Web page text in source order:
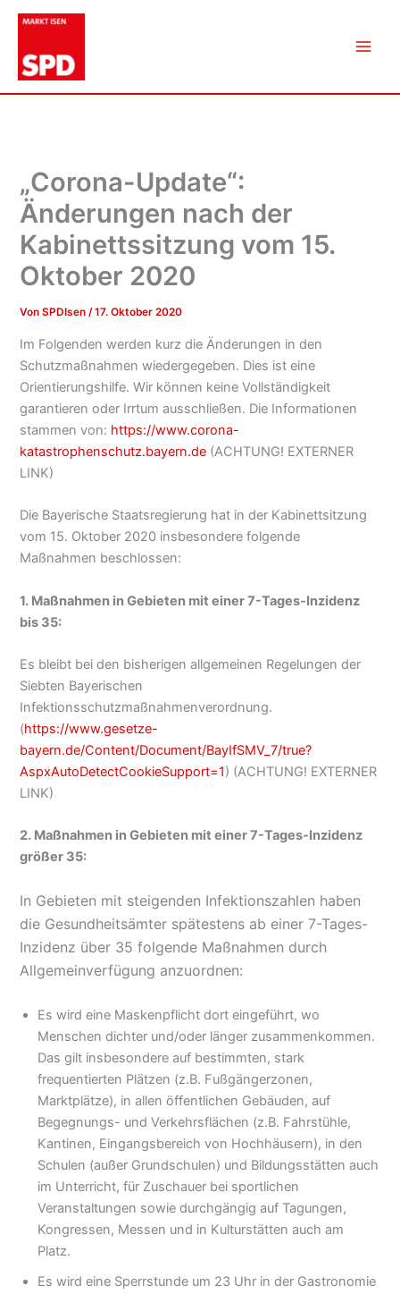
Zum
springen
„Corona-Update“:
Änderungen nach der
Kabinettssitzung vom 15.
Oktober 2020
VonSPDIsen/17. Oktober 2020
Im Folgenden werden kurz die Änderungen in den
Schutzmaßnahmen wiedergegeben. Dies ist eine
Orientierungshilfe. Wir können keine Vollständigkeit
garantieren oder Irrtum ausschließen. Die Informationen
stammen von: https://www.corona-
katastrophenschutz.bayern.de (ACHTUNG! EXTERNER
LINK)
Die Bayerische Staatsregierung hat in der Kabinettsitzung
vom 15. Oktober 2020 insbesondere folgende
Maßnahmen beschlossen:
1. Maßnahmen in Gebieten mit einer 7-Tages-Inzidenz
bis 35:
Es bleibt bei den bisherigen allgemeinen Regelungen der
Siebten Bayerischen
Infektionsschutzmaßnahmenverordnung.
(https://www.gesetze-
bayern.de/Content/Document/BayIfSMV_7/true?
AspxAutoDetectCookieSupport=1) (ACHTUNG! EXTERNER
LINK)
2. Maßnahmen in Gebieten mit einer 7-Tages-Inzidenz
größer 35:
In Gebieten mit steigenden Infektionszahlen haben
die Gesundheitsämter spätestens ab einer 7-Tages-
Inzidenz über 35 folgende Maßnahmen durch
Allgemeinverfügung anzuordnen:
Es wird eine Maskenpflicht dort eingeführt, wo
Menschen dichter und/oder länger zusammenkommen.
Das gilt insbesondere auf bestimmten, stark
frequentierten Plätzen (z.B. Fußgängerzonen,
Marktplätze), in allen öffentlichen Gebäuden, auf
Begegnungs- und Verkehrsflächen (z.B. Fahrstühle,
Kantinen, Eingangsbereich von Hochhäusern), in den
Schulen (außer Grundschulen) und Bildungsstätten auch
im Unterricht, für Zuschauer bei sportlichen
Veranstaltungen sowie durchgängig auf Tagungen,
Kongressen, Messen und in Kulturstätten auch am
Platz.
Es wird eine Sperrstunde um 23 Uhr in der Gastronomie